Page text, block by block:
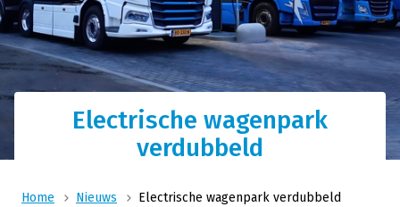
Electrische wagenpark
verdubbeld
Home Nieuws Electrische wagenpark verdubbeld